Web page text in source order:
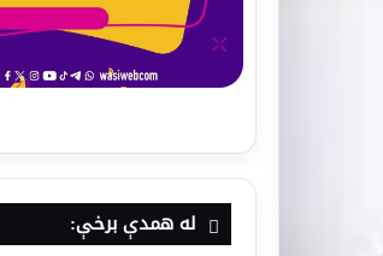
له همدې برخې: